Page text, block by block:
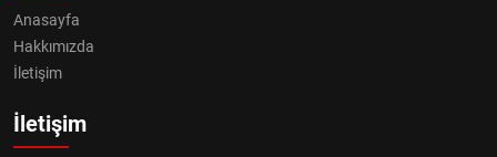
Anasayfa
Hakkımızda
İletişim
İletişim